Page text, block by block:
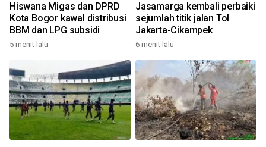
Hiswana Migas dan DPRD
Kota Bogor kawal distribusi
BBM dan LPG subsidi
5 menit lalu
Jasamarga kembali perbaiki
sejumlah titik jalan Tol
Jakarta-Cikampek
6 menit lalu